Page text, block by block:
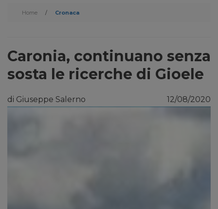
Home / Cronaca
Caronia, continuano senza
sosta le ricerche di Gioele
di Giuseppe Salerno 12/08/2020